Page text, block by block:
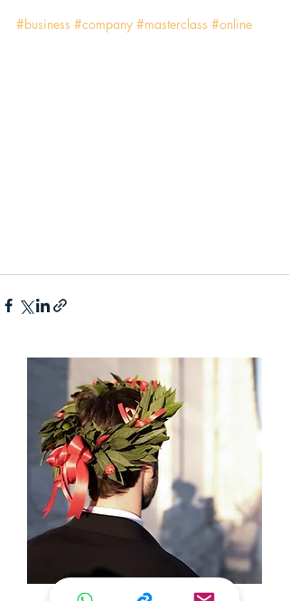
#business #company #masterclass #online